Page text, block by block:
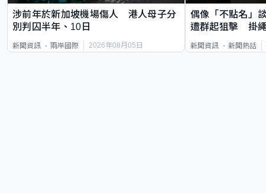
涉前年於新加坡機場傷人 港人母子分
別判囚半年、10日
新聞資訊 兩岸國際 2026年08月05日
偶像「不點名」
遭群起狙擊 掛
新聞資訊 新聞熱話